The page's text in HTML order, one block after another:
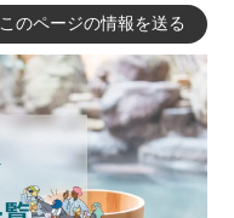
このページの情報を送る